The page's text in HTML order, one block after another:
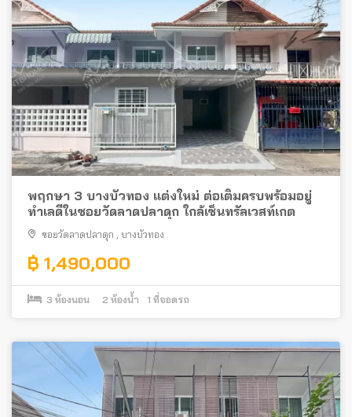
พฤกษา 3 บางบัวทอง แต่งใหม่ ต่อเติมครบพร้อมอยู่
ทำเลดีในซอยวัดลาดปลาดุก ใกล้เซ็นทรัลเวสท์เกต
ซอยวัดลาดปลาดุก บางบัวทอง
฿ 1,490,000
3 ห้องนอน 2 ห้องน้ำ 1 ที่จอดรถ